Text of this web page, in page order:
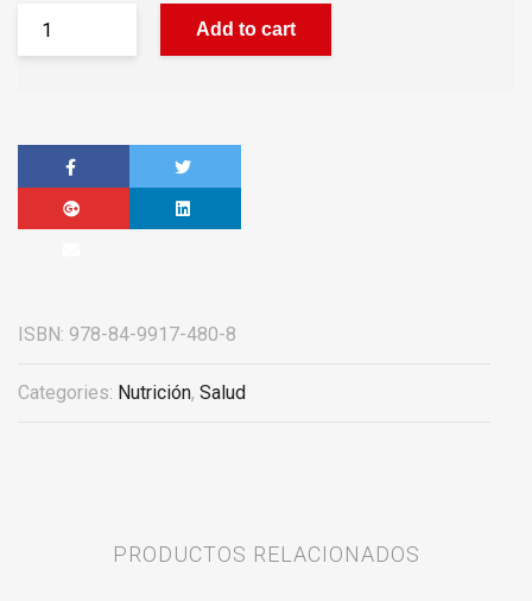
Add to cart
ISBN: 978-84-9917-480-8
Categories: Nutrición, Salud
PRODUCTOS RELACIONADOS